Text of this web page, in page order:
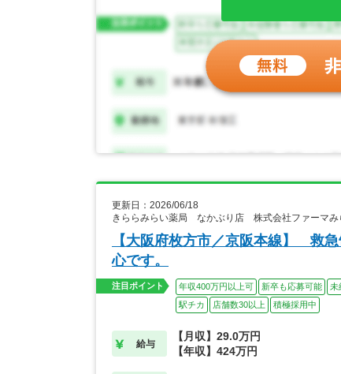
更新日：2026/06/18
きららみらい薬局 なかぶり店 株式会社ファーマみ
【大阪府枚方市／京阪本線】 救
心です。
注目ポイント 年収400万円以上可 新卒も応募可能 未
駅チカ
店舗数30以上 積極採用中
給与
【月収】29.0万円
【年収】424万円